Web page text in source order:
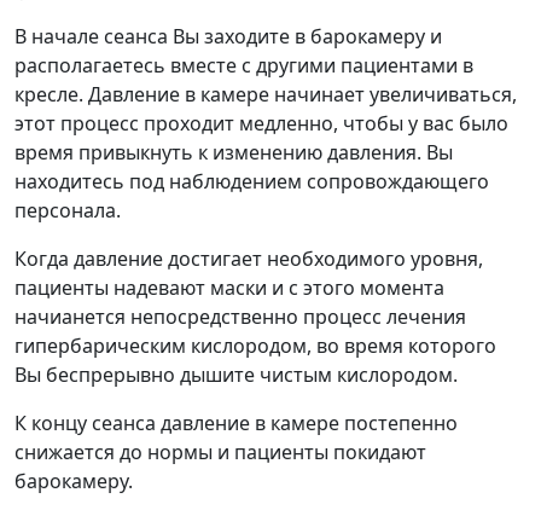
В начале сеанса Вы заходите в барокамеру и
располагаетесь вместе с другими пациентами в
кресле. Давление в камере начинает увеличиваться,
этот процесс проходит медленно, чтобы у вас было
время привыкнуть к изменению давления. Вы
находитесь под наблюдением сопровождающего
персонала.
Когда давление достигает необходимого уровня,
пациенты надевают маски и с этого момента
начианется непосредственно процесс лечения
гипербарическим кислородом, во время которого
Вы беспрерывно дышите чистым кислородом.
К концу сеанса давление в камере постепенно
снижается до нормы и пациенты покидают
барокамеру.